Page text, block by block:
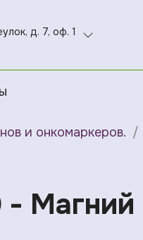
д. 7, оф. 1
и онкомаркеров.
Магний